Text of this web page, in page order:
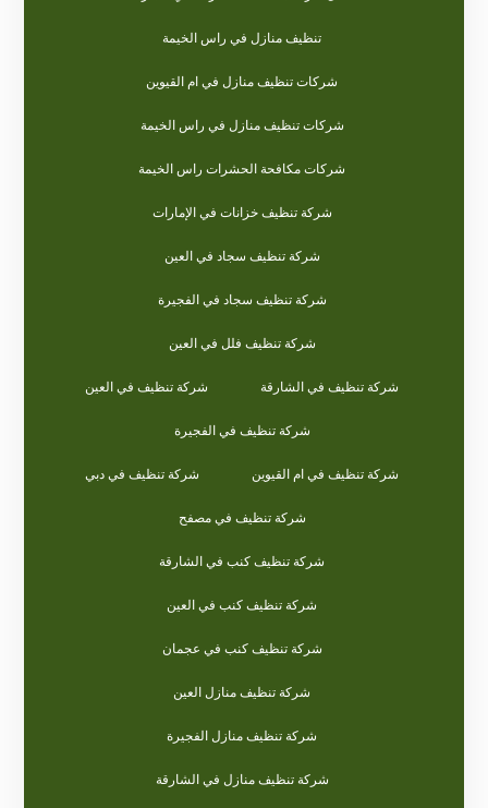
تنظيف منازل في راس الخيمة
شركات تنظيف منازل في ام القيوين
شركات تنظيف منازل في راس الخيمة
شركات مكافحة الحشرات راس الخيمة
شركة تنظيف خزانات في الإمارات
شركة تنظيف سجاد في العين
شركة تنظيف سجاد في الفجيرة
شركة تنظيف فلل في العين
شركة تنظيف في الشارقة شركة تنظيف في العين
شركة تنظيف في الفجيرة
شركة تنظيف في ام القيوين شركة تنظيف في دبي
شركة تنظيف في مصفح
شركة تنظيف كنب في الشارقة
شركة تنظيف كنب في العين
شركة تنظيف كنب في عجمان
شركة تنظيف منازل العين
شركة تنظيف منازل الفجيرة
شركة تنظيف منازل في الشارقة